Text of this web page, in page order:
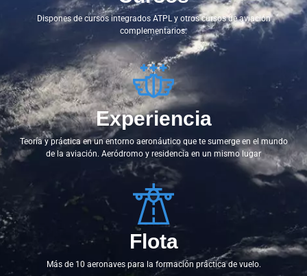
Dispones de cursos integrados ATPL y otros cursos de aviación
complementarios.
Experiencia
Teoría y práctica en un entorno aeronáutico que te sumerge en el mundo
de la aviación. Aeródromo y residencia en un mismo lugar
Flota
Más de 10 aeronaves para la formación práctica de vuelo.